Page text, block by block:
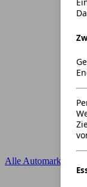
Alle Automarken